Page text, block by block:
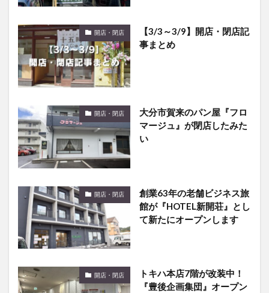
開店・閉店
【3/3～3/9】開店・閉店記
事まとめ
開店・閉店
大分市賀来のパン屋『フロ
マージュ』が閉店したみた
い
開店・閉店
創業63年の老舗ビジネス旅
館が『HOTEL新開荘』とし
て新たにオープンします
開店・閉店
トキハ本店7階が改装中！
『豊後企画集団』オープン